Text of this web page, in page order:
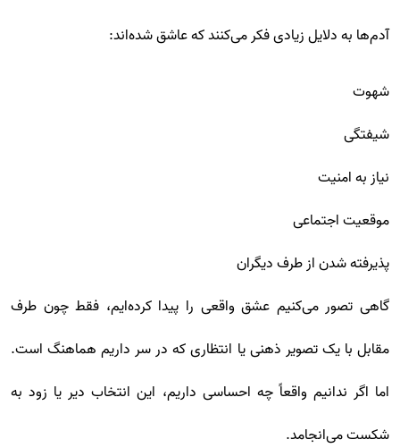
آدم‌ها به دلایل زیادی فکر می‌کنند که عاشق شده‌اند:
شهوت
شیفتگی
نیاز به امنیت
موقعیت اجتماعی
پذیرفته شدن از طرف دیگران
گاهی تصور می‌کنیم عشق واقعی را پیدا کرده‌ایم، فقط چون طرف
مقابل با یک تصویر ذهنی یا انتظاری که در سر داریم هماهنگ است.
اما اگر ندانیم واقعاً چه احساسی داریم، این انتخاب دیر یا زود به
شکست می‌انجامد.